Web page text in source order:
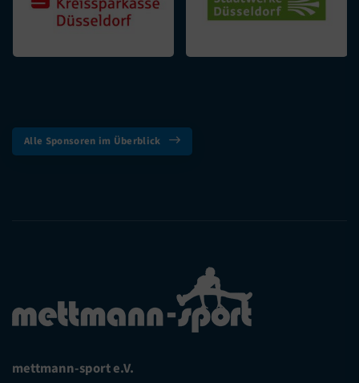
Alle Sponsoren im Überblick
mettmann-sport e.V.